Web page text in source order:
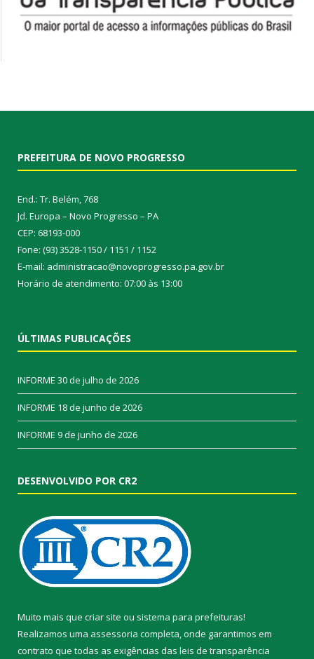
PREFEITURA DE NOVO PROGRESSO
End.: Tr. Belém, 768
Jd. Europa – Novo Progresso – PA
CEP: 68193-000
Fone: (93) 3528-1150 / 1151 / 1152
E-mail: administracao@novoprogresso.pa.gov.br
Horário de atendimento: 07:00 às 13:00
ÚLTIMAS PUBLICAÇÕES
INFORME 30 de julho de 2026
INFORME 18 de junho de 2026
INFORME 9 de junho de 2026
DESENVOLVIDO POR CR2
Muito mais que criar site ou sistema para prefeituras!
Realizamos uma assessoria completa, onde garantimos em
contrato que todas as exigências das leis de transparência